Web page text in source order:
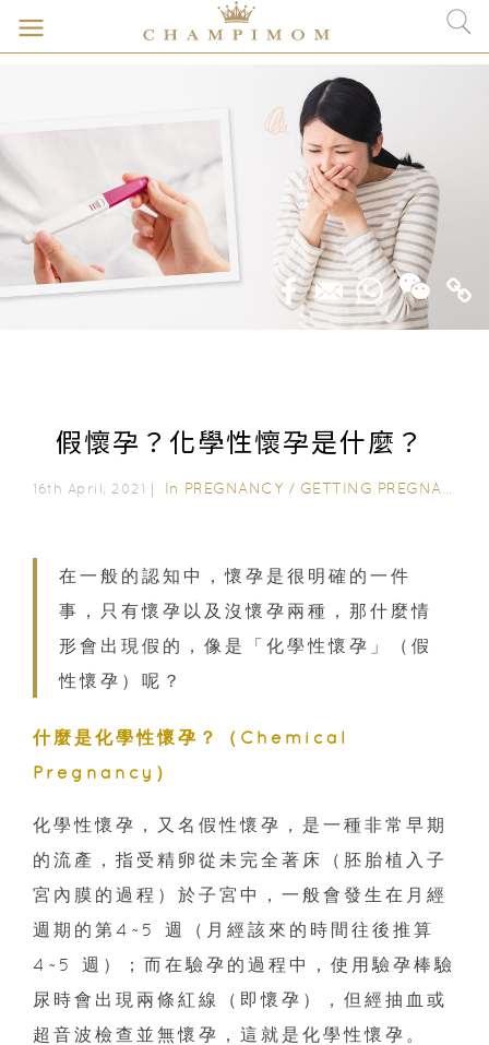
假懷孕？化學性懷孕是什麼？
16th April, 2021｜ In PREGNANCY / GETTING PREGNANT
在一般的認知中，懷孕是很明確的一件
事，只有懷孕以及沒懷孕兩種，那什麼情
形會出現假的，像是「化學性懷孕」（假
性懷孕）呢？
什麼是化學性懷孕？（Chemical
Pregnancy）
化學性懷孕，又名假性懷孕，是一種非常早期
的流產，指受精卵從未完全著床（胚胎植入子
宮內膜的過程）於子宮中，一般會發生在月經
週期的第4~5 週（月經該來的時間往後推算
4~5 週）；而在驗孕的過程中，使用驗孕棒驗
尿時會出現兩條紅線（即懷孕），但經抽血或
超音波檢查並無懷孕，這就是化學性懷孕。